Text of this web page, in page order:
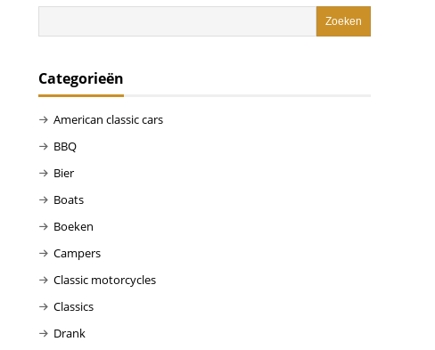
Categorieën
American classic cars
BBQ
Bier
Boats
Boeken
Campers
Classic motorcycles
Classics
Drank